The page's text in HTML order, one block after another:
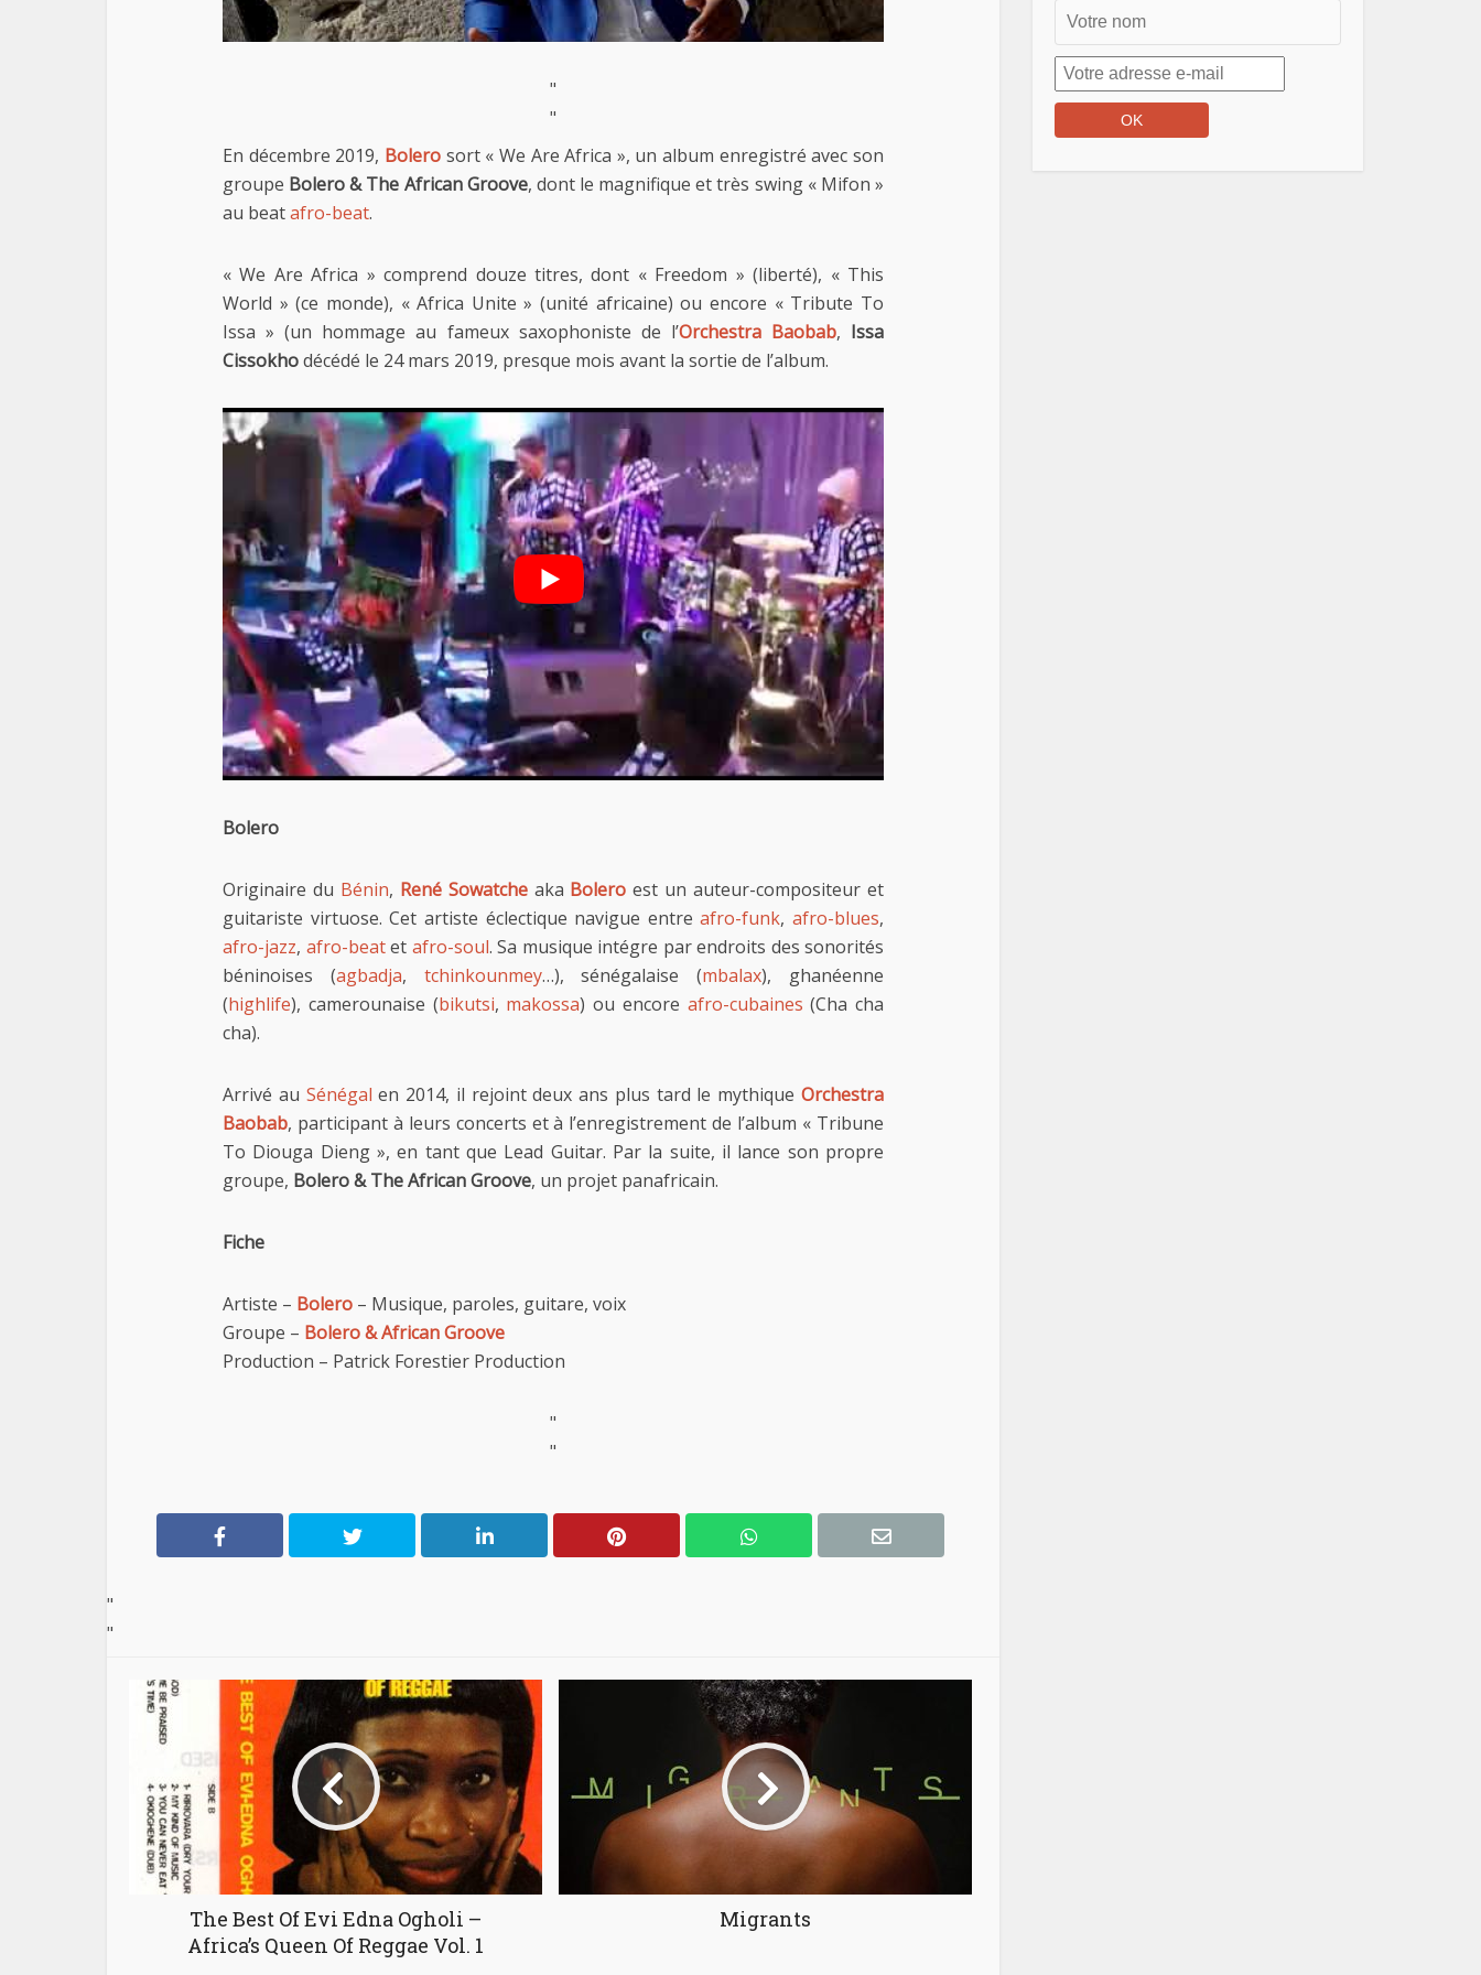
"
"
En décembre 2019, Bolerosort « We Are Africa », un album enregistré avec son
groupe Bolero & The African Groove, dont le magnifique et très swing « Mifon »
au beatafro-beat.
« We Are Africa » comprend douze titres, dont « Freedom » (liberté), « This
World » (ce monde), « Africa Unite » (unité africaine) ou encore « Tribute To
Issa » (un hommage au fameux saxophoniste de l’Orchestra Baobab, Issa
Cissokhodécédé le 24 mars 2019, presque mois avant la sortie de l’album.
Bolero
Originaire du Bénin, René Sowatcheaka Bolero est un auteur-compositeur et
guitariste virtuose. Cet artiste éclectique navigue entreafro-funk, afro-blues,
afro-jazz, afro-beatet afro-soul. Sa musique intégre par endroits des sonorités
béninoises (agbadja, tchinkounmey…), sénégalaise (mbalax), ghanéenne
(highlife), camerounaise (bikutsi, makossa) ou encore afro-cubaines (Cha cha
cha).
Arrivé au Sénégal en 2014, il rejoint deux ans plus tard le mythiqueOrchestra
Baobab, participant à leurs concerts et à l’enregistrement de l’album « Tribune
To Diouga Dieng », en tant que Lead Guitar. Par la suite, il lance son propre
groupe, Bolero & The African Groove, un projet panafricain.
Fiche
Artiste – Bolero – Musique, paroles, guitare, voix
Groupe – Bolero & African Groove
Production – Patrick Forestier Production
"
"
"
"
The Best Of Evi Edna Ogholi –
Africa’s Queen Of Reggae Vol. 1
Migrants